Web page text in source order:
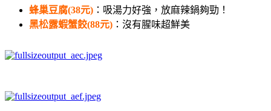
蜂巢豆腐(38元) ：吸湯力好強，放麻辣鍋夠勁！
黑松露蝦蟹餃(88元) ：沒有腥味超鮮美